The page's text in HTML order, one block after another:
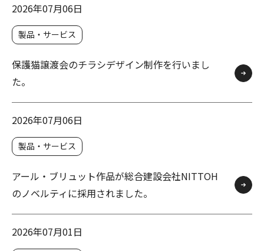
2026年07月06日
製品・サービス
保護猫譲渡会のチラシデザイン制作を行いまし
た。
2026年07月06日
製品・サービス
アール・ブリュット作品が総合建設会社NITTOH
のノベルティに採用されました。
2026年07月01日